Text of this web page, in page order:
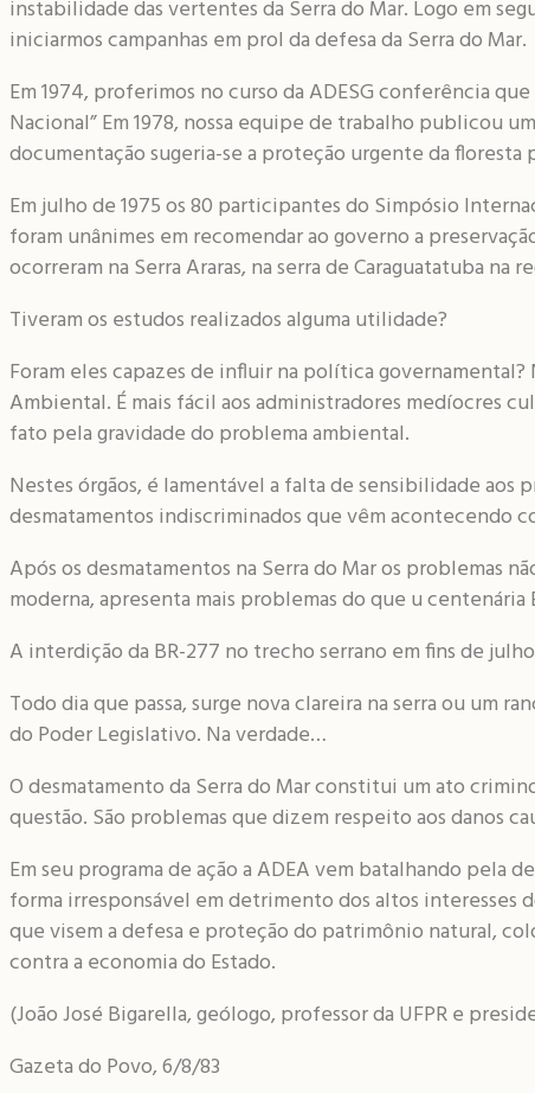
instabilidade das vertentes da Serra do Mar. Logo em
iniciarmos campanhas em prol da defesa da Serra do Mar.
Em 1974, proferimos no curso da ADESG conferência
Nacional” Em 1978, nossa equipe de trabalho publicou
documentação sugeria-se a proteção urgente da
Em julho de 1975 os 80 participantes do Simpósio
foram unânimes em recomendar ao governo a
ocorreram na Serra Araras, na serra de Caraguatatuba na
Tiveram os estudos realizados alguma utilidade?
Foram eles capazes de influir na política
Ambiental. É mais fácil aos administradores medíocres
fato pela gravidade do problema ambiental.
Nestes órgãos, é lamentável a falta de sensibilidade
desmatamentos indiscriminados que vêm acontecendo
Após os desmatamentos na Serra do Mar os problemas
moderna, apresenta mais problemas do que u centenária
A interdição da BR-277 no trecho serrano em fins de
Todo dia que passa, surge nova clareira na serra ou um
do Poder Legislativo. Na verdade…
O desmatamento da Serra do Mar constitui um ato
questão. São problemas que dizem respeito aos danos
Em seu programa de ação a ADEA vem batalhando pela
forma irresponsável em detrimento dos altos interesses
que visem a defesa e proteção do patrimônio natural,
contra a economia do Estado.
(João José Bigarella, geólogo, professor da UFPR e
Gazeta do Povo, 6/8/83